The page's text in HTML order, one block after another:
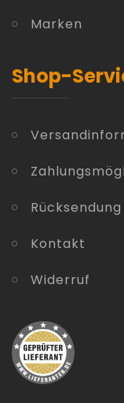
Marken
Shop-
Rücksendung
Kontakt
Widerruf